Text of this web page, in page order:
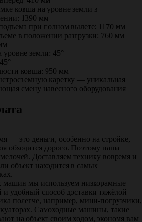
ковша на уровне земли в
1390 мм
при полном вылете: 1170 мм
в положении разгрузки: 760 мм
уровне земли: 45°
ковша: 950 мм
каретку — уникальная
смену навесного оборудования
— это деньги, особенно на стройке,
обходится дорого. Поэтому наша
Доставляем технику вовремя и
объект находится в самых
машин мы используем низкорамные
удобный способ доставки тяжёлой
полегче, например, мини-погрузчики,
Самоходные машины, такие
на объект своим ходом, экономя вам